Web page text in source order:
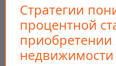
Стратегии
процентной
недвижимости